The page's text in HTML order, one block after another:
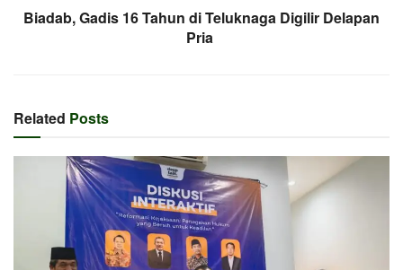
Biadab, Gadis 16 Tahun di Teluknaga Digilir Delapan
Pria
Related Posts